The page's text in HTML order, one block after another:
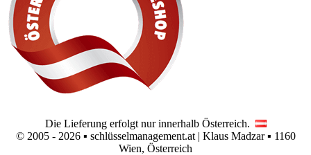
Die Lieferung erfolgt nur innerhalb Österreich.
© 2005 - 2026 ▪ schlüsselmanagement.at | Klaus Madzar ▪ 1160
Wien, Österreich